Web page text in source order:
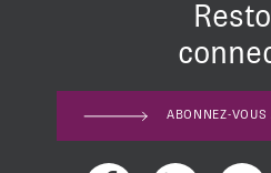
ABONNEZ-VOUS